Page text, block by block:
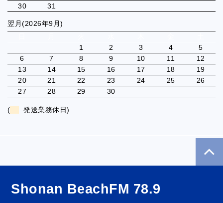
30
31
翌月(2026年9月)
1
2 3 4
5
6
7 8 9 10 11
12
13
14 15 16 17 18
19
20
21 22 23 24 25
26
27
28 29 30
( 発送業務休日)
Shonan BeachFM 78.9